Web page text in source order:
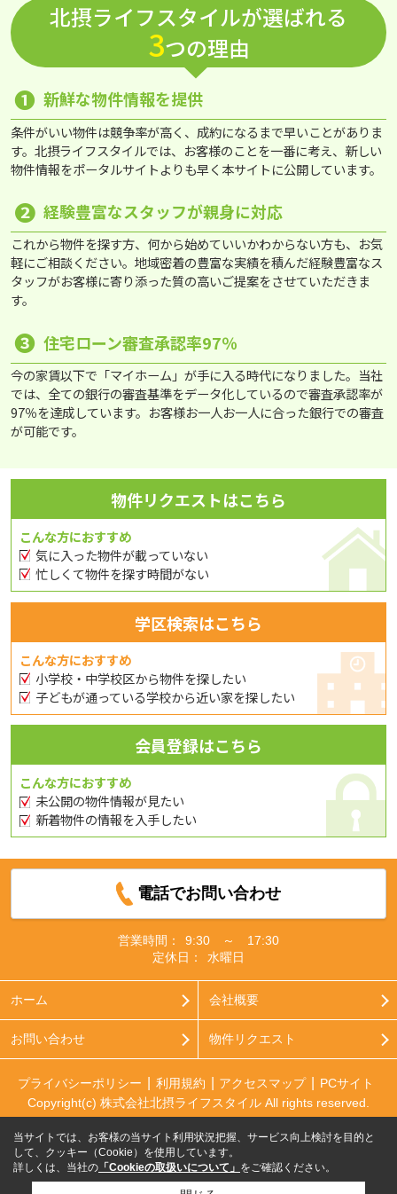
北摂ライフスタイルが選ばれる
3つの理由
❶ 新鮮な物件情報を提供
条件がいい物件は競争率が高く、成約になるまで早いことがありま
す。北摂ライフスタイルでは、お客様のことを一番に考え、新しい
物件情報をポータルサイトよりも早く本サイトに公開しています。
❷ 経験豊富なスタッフが親身に対応
これから物件を探す方、何から始めていいかわからない方も、お気
軽にご相談ください。地域密着の豊富な実績を積んだ経験豊富なス
タッフがお客様に寄り添った質の高いご提案をさせていただきま
す。
❸ 住宅ローン審査承認率97％
今の家賃以下で「マイホーム」が手に入る時代になりました。当社
では、全ての銀行の審査基準をデータ化しているので審査承認率が
97％を達成しています。お客様お一人お一人に合った銀行での審査
が可能です。
物件リクエストはこちら
こんな方におすすめ
気に入った物件が載っていない
忙しくて物件を探す時間がない
学区検索はこちら
こんな方におすすめ
小学校・中学校区から物件を探したい
子どもが通っている学校から近い家を探したい
会員登録はこちら
こんな方におすすめ
未公開の物件情報が見たい
新着物件の情報を入手したい
電話でお問い合わせ
営業時間：
9:30 ～ 17:30
定休日：
水曜日
ホーム 会社概要
お問い合わせ 物件リクエスト
プライバシーポリシー 利用規約 アクセスマップ
PCサイト
Copyright(c) 株式会社北摂ライフスタイル All rights reserved.
当サイトでは、お客様の当サイト利用状況把握、サービス向上検討を目的と
して、クッキー（Cookie）を使用しています。
詳しくは、当社の 「Cookieの取扱いについて」 をご確認ください。